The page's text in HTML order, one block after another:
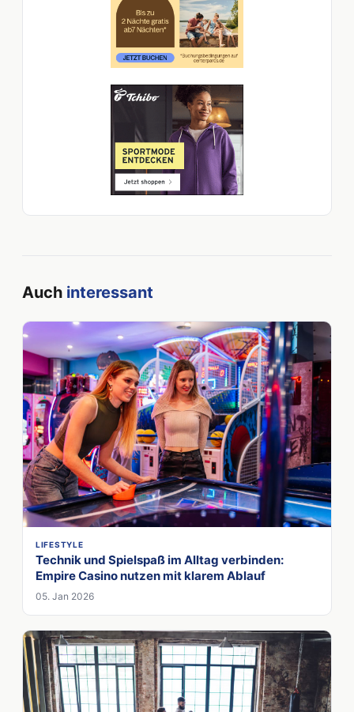
Auch interessant
LIFESTYLE
Technik und Spielspaß im Alltag verbinden:
Empire Casino nutzen mit klarem Ablauf
05. Jan 2026